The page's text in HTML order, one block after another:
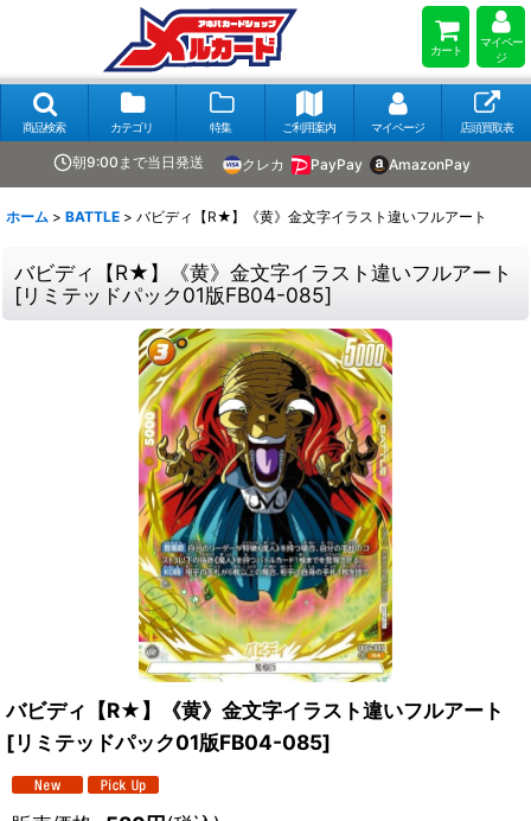
カート
マイペー
ジ
商品検索 カテゴリ 特集 ご利用案内 マイページ 店頭買取表
朝9:00まで当日発送 クレカ PayPay AmazonPay
ホーム > BATTLE > バビディ【R★】《黄》金文字イラスト違いフルアート
バビディ【R★】《黄》金文字イラスト違いフルアート
[リミテッドパック01版FB04-085]
バビディ【R★】《黄》金文字イラスト違いフルアート
[リミテッドパック01版FB04-085]